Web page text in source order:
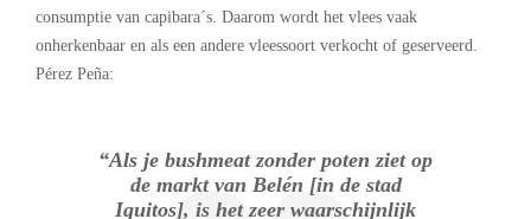
consumptie van capibara´s. Daarom wordt het vlees vaak
onherkenbaar en als een andere vleessoort verkocht of geserveerd.
Pérez Peña:
“Als je bushmeat zonder poten ziet op
de markt van Belén [in de stad
Iquitos], is het zeer waarschijnlijk